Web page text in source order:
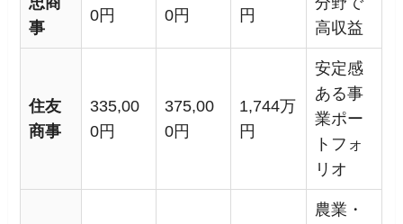
事
0円
0円
円
高収益
住友
商事
335,00
0円
375,00
0円
1,744万
円
安定感
ある事
業ポー
トフォ
リオ
農業・